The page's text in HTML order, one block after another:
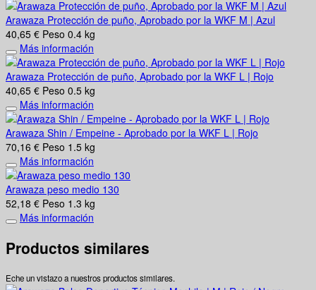
Arawaza Protección de puño, Aprobado por la WKF M | Azul
40,65 € Peso 0.4 kg
Más información
Arawaza Protección de puño, Aprobado por la WKF L | Rojo
40,65 € Peso 0.5 kg
Más información
Arawaza Shin / Empeine - Aprobado por la WKF L | Rojo
70,16 € Peso 1.5 kg
Más información
Arawaza peso medio 130
52,18 € Peso 1.3 kg
Más información
Productos similares
Eche un vistazo a nuestros productos similares.